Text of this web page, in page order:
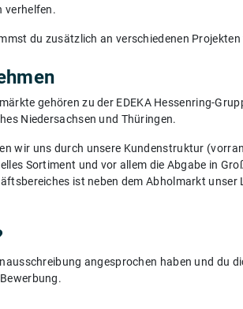
verhelfen.
du zusätzlich an verschiedenen
gehören zu der EDEKA Hessenring-
Niedersachsen und Thüringen.
wir uns durch unsere Kundenstruktur
Sortiment und vor allem die Abgabe in
ist neben dem Abholmarkt unser
angesprochen haben und du